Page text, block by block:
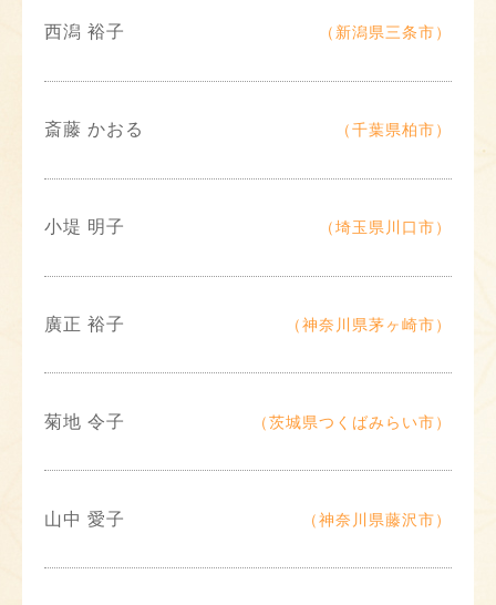
西潟 裕子 （新潟県三条市）
斎藤 かおる （千葉県柏市）
小堤 明子 （埼玉県川口市）
廣正 裕子 （神奈川県茅ヶ崎市）
菊地 令子 （茨城県つくばみらい市）
山中 愛子 （神奈川県藤沢市）